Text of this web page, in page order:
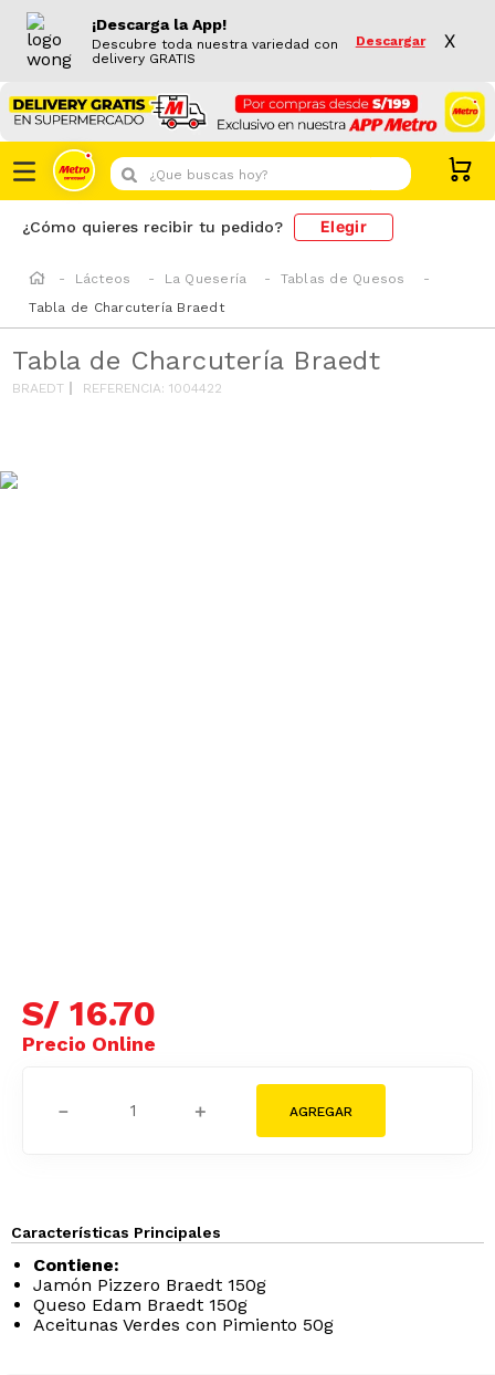
¡Descarga la App!
Descubre toda nuestra variedad con
delivery GRATIS
Descargar X
¿Que buscas hoy?
¿Cómo quieres recibir tu pedido? Elegir
Lácteos La Quesería
Tablas de Quesos
Tabla de Charcutería Braedt
Tabla de Charcutería Braedt
BRAEDT REFERENCIA:1004422
S/ 16.70
＋
－
Características Principales
Contiene:
Jamón Pizzero Braedt 150g
Queso Edam Braedt 150g
Aceitunas Verdes con Pimiento 50g